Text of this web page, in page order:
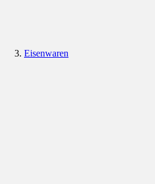
Eisenwaren